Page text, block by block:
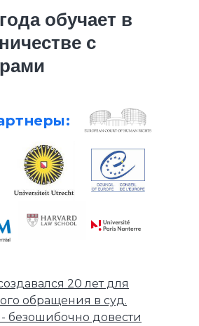
обучает в
с
20 лет для
обращения в суд.
безошибочно довести